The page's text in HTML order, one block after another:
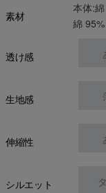
素材
本体:
綿
透け感
生地感
伸縮性
シルエット